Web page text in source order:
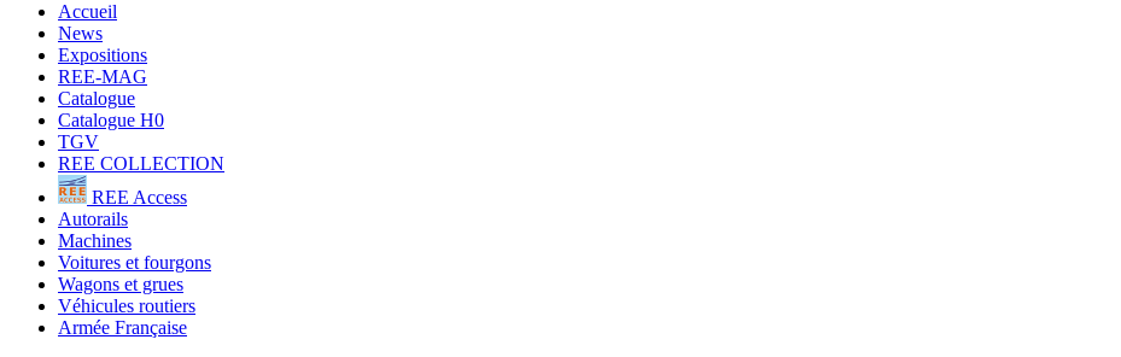
Accueil
News
Expositions
REE-MAG
Catalogue
Catalogue H0
TGV
REE COLLECTION
REE Access
Autorails
Machines
Voitures et fourgons
Wagons et grues
Véhicules routiers
Armée Française